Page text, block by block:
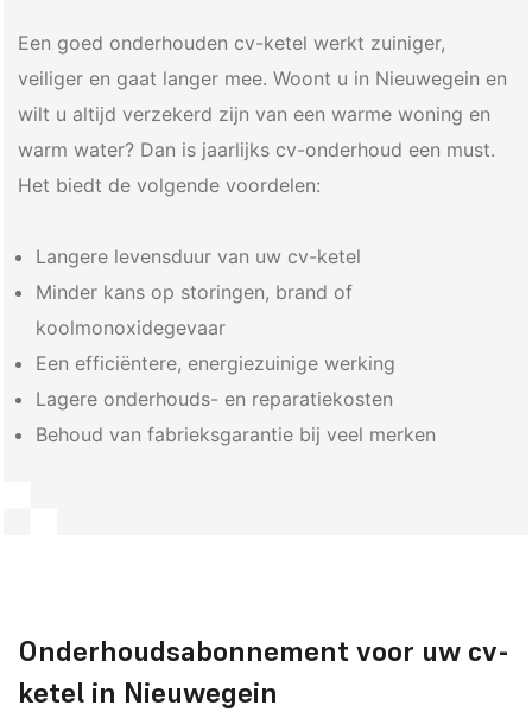
Een goed onderhouden cv-ketel werkt zuiniger,
veiliger en gaat langer mee. Woont u in Nieuwegein en
wilt u altijd verzekerd zijn van een warme woning en
warm water? Dan is jaarlijks cv-onderhoud een must.
Het biedt de volgende voordelen:
Langere levensduur van uw cv-ketel
Minder kans op storingen, brand of
koolmonoxidegevaar
Een efficiëntere, energiezuinige werking
Lagere onderhouds- en reparatiekosten
Behoud van fabrieksgarantie bij veel merken
Onderhoudsabonnement voor uw cv-
ketel in Nieuwegein